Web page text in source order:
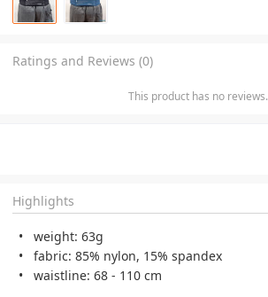
Ratings and Reviews (0)
This product has no reviews.
Highlights
weight: 63g
fabric: 85% nylon, 15% spandex
waistline: 68 - 110 cm